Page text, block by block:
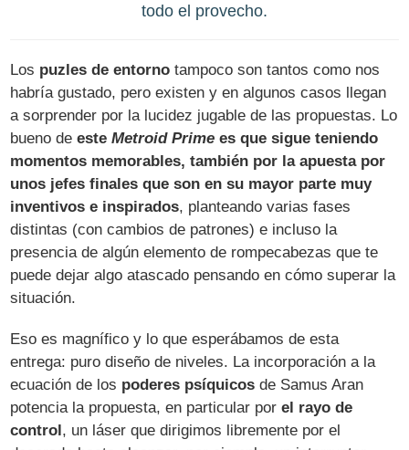
todo el provecho.
Los puzles de entorno tampoco son tantos como nos
habría gustado, pero existen y en algunos casos llegan
a sorprender por la lucidez jugable de las propuestas. Lo
bueno deesteMetroid Prime es que sigue teniendo
momentos memorables, también por la apuesta por
unos jefes finales que son en su mayor parte muy
inventivos e inspirados, planteando varias fases
distintas (con cambios de patrones) e incluso la
presencia de algún elemento de rompecabezas que te
puede dejar algo atascado pensando en cómo superar la
situación.
Eso es magnífico y lo que esperábamos de esta
entrega: puro diseño de niveles. La incorporación a la
ecuación de los poderes psíquicos de Samus Aran
potencia la propuesta, en particular porel rayo de
control, un láser que dirigimos libremente por el